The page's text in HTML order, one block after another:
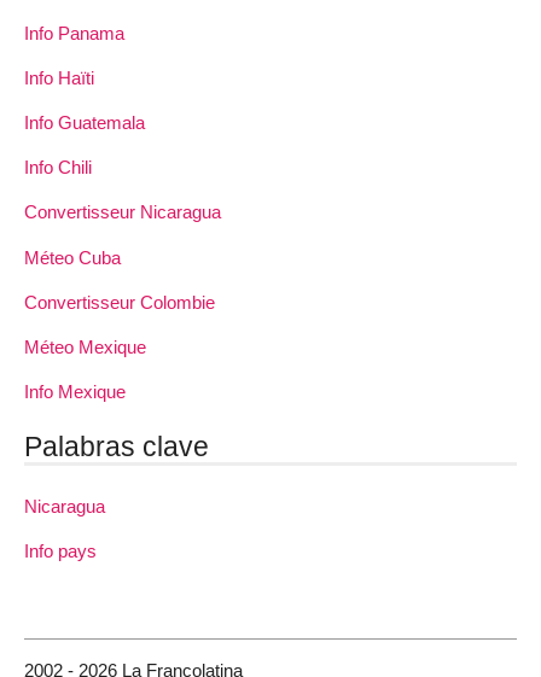
Info Panama
Info Haïti
Info Guatemala
Info Chili
Convertisseur Nicaragua
Méteo Cuba
Convertisseur Colombie
Méteo Mexique
Info Mexique
Palabras clave
Nicaragua
Info pays
2002 - 2026 La Francolatina